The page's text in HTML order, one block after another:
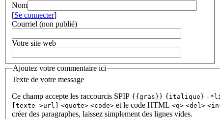
Nom
[Se connecter]
Courriel (non publié)
Votre site web
Ajoutez votre commentaire ici
Texte de votre message
Ce champ accepte les raccourcis SPIP {{gras}} {italique} -
[texte->url]
<quote> <code> et le code HTML <q> <del>
créer des paragraphes, laissez simplement des lignes vides.